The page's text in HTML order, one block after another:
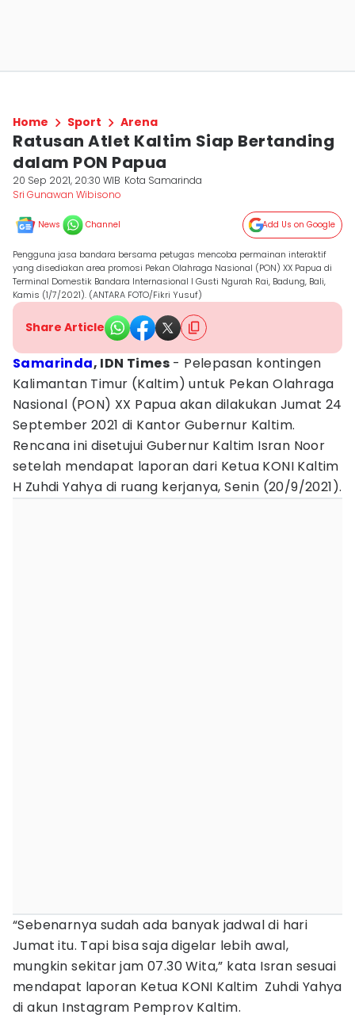
Home Sport Arena
Ratusan Atlet Kaltim Siap Bertanding
dalam PON Papua
20 Sep 2021, 20:30 WIB Kota Samarinda
Sri Gunawan Wibisono
News Channel Add Us on Google
Pengguna jasa bandara bersama petugas mencoba permainan interaktif
yang disediakan area promosi Pekan Olahraga Nasional (PON) XX Papua di
Terminal Domestik Bandara Internasional I Gusti Ngurah Rai, Badung, Bali,
Kamis (1/7/2021). (ANTARA FOTO/Fikri Yusuf)
Share Article
Samarinda, IDN Times - Pelepasan kontingen
Kalimantan Timur (Kaltim) untuk Pekan Olahraga
Nasional (PON) XX Papua akan dilakukan Jumat 24
September 2021 di Kantor Gubernur Kaltim.
Rencana ini disetujui Gubernur Kaltim Isran Noor
setelah mendapat laporan dari Ketua KONI Kaltim
H Zuhdi Yahya di ruang kerjanya, Senin (20/9/2021).
“Sebenarnya sudah ada banyak jadwal di hari
Jumat itu. Tapi bisa saja digelar lebih awal,
mungkin sekitar jam 07.30 Wita,” kata Isran sesuai
mendapat laporan Ketua KONI Kaltim Zuhdi Yahya
di akun Instagram Pemprov Kaltim.